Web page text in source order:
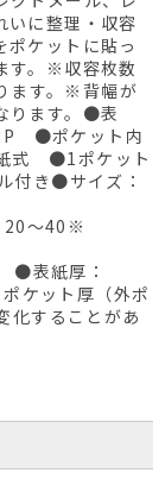
いに整理・収容
ケットに貼っ
す。※収容枚数
ます。※背幅が
ります。●表
●ポケット内
式 ●1ポケット
き●サイズ：
20～40※
●表紙厚：
ケット厚（外ポ
することがあ